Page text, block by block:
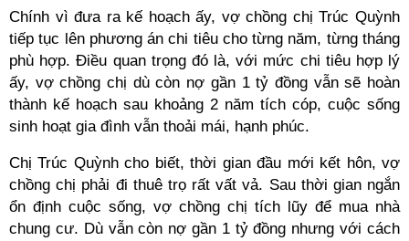
Chính vì đưa ra kế hoạch ấy, vợ chồng chị Trúc Quỳnh
tiếp tục lên phương án chi tiêu cho từng năm, từng tháng
phù hợp. Điều quan trọng đó là, với mức chi tiêu hợp lý
ấy, vợ chồng chị dù còn nợ gần 1 tỷ đồng vẫn sẽ hoàn
thành kế hoạch sau khoảng 2 năm tích cóp, cuộc sống
sinh hoạt gia đình vẫn thoải mái, hạnh phúc.
Chị Trúc Quỳnh cho biết, thời gian đầu mới kết hôn, vợ
chồng chị phải đi thuê trọ rất vất vả. Sau thời gian ngắn
ổn định cuộc sống, vợ chồng chị tích lũy để mua nhà
chung cư. Dù vẫn còn nợ gần 1 tỷ đồng nhưng với cách